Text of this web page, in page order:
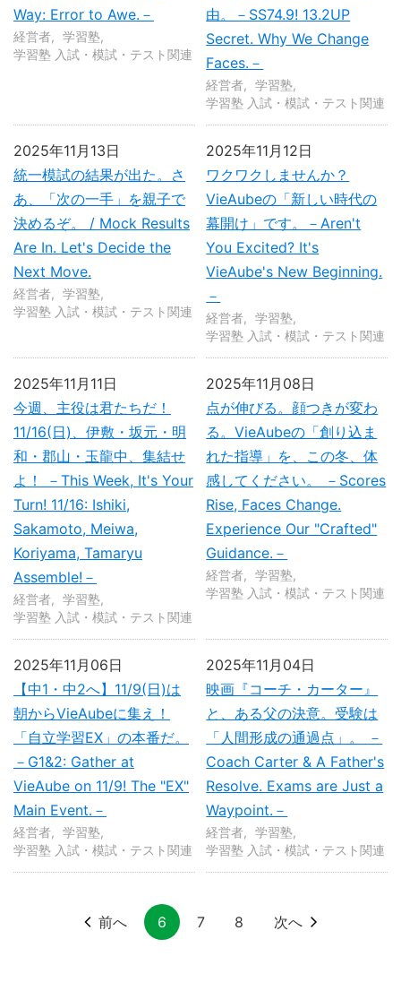
Way: Error to Awe.－
経営者
学習塾
学習塾 入試・模試・テスト関連
由。－SS74.9! 13.2UP
Secret. Why We Change
Faces.－
経営者
学習塾
学習塾 入試・模試・テスト関連
統一模試の結果が出た。さ
あ、「次の一手」を親子で
決めるぞ。 / Mock Results
Are In. Let's Decide the
Next Move.
2025年11月13日
経営者
学習塾
学習塾 入試・模試・テスト関連
ワクワクしませんか？
VieAubeの「新しい時代の
幕開け」です。－Aren't
You Excited? It's
VieAube's New Beginning.
－
2025年11月12日
経営者
学習塾
学習塾 入試・模試・テスト関連
今週、主役は君たちだ！
11/16(日)、伊敷・坂元・明
和・郡山・玉龍中、集結せ
よ！ －This Week, It's Your
Turn! 11/16: Ishiki,
Sakamoto, Meiwa,
Koriyama, Tamaryu
Assemble!－
2025年11月11日
経営者
学習塾
学習塾 入試・模試・テスト関連
点が伸びる。顔つきが変わ
る。VieAubeの「創り込ま
れた指導」を、この冬、体
感してください。 －Scores
Rise, Faces Change.
Experience Our "Crafted"
Guidance.－
2025年11月08日
経営者
学習塾
学習塾 入試・模試・テスト関連
【中1・中2へ】11/9(日)は
朝からVieAubeに集え！
「自立学習EX」の本番だ。
－G1&2: Gather at
VieAube on 11/9! The "EX"
Main Event.－
2025年11月06日
経営者
学習塾
学習塾 入試・模試・テスト関連
映画『コーチ・カーター』
と、ある父の決意。受験は
「人間形成の通過点」。 －
Coach Carter & A Father's
Resolve. Exams are Just a
Waypoint.－
2025年11月04日
経営者
学習塾
学習塾 入試・模試・テスト関連
前へ 6 7 8 次へ